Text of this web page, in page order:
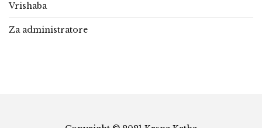
Vrishaba
Za administratore